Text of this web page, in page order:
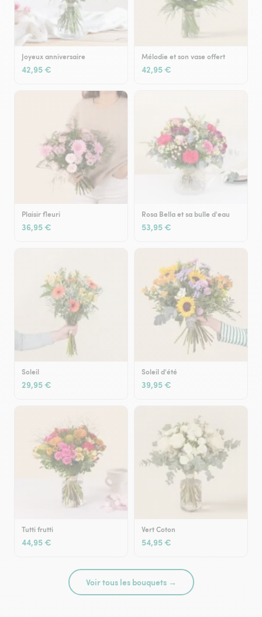
Joyeux anniversaire
42,95 €
Mélodie et son vase offert
42,95 €
Plaisir fleuri
36,95 €
Rosa Bella et sa bulle d'eau
53,95 €
Soleil
29,95 €
Soleil d'été
39,95 €
Tutti frutti
44,95 €
Vert Coton
54,95 €
Voir tous les bouquets →